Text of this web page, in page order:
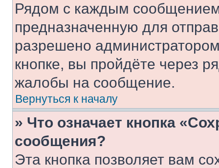
Рядом с каждым сообщением
предназначенную для
разрешено
кнопке, вы пройдёте через
жалобы на сообщение.
Вернуться к началу
» Что означает кнопка
сообщения?
Эта кнопка позволяет вам